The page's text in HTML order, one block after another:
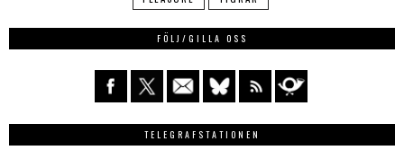
FÖLJ/GILLA OSS
TELEGRAFSTATIONEN